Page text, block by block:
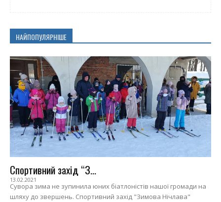
НАЙПОПУЛЯРНІШЕ
Спортивний захід “З...
13.02.2021
Сувора зима не зупинила юних біатлоністів нашої громади на
шляху до звершень. Спортивний захід "Зимова Нічлава"